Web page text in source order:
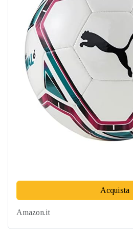
Acquista
Amazon.it